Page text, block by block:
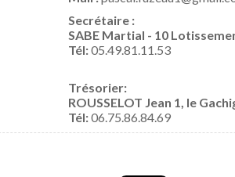
Secrétaire :
SABE Martial - 10
Tél:05.49.81.11.53
Trésorier:
ROUSSELOT Jean 1, le
Tél:06.75.86.84.69